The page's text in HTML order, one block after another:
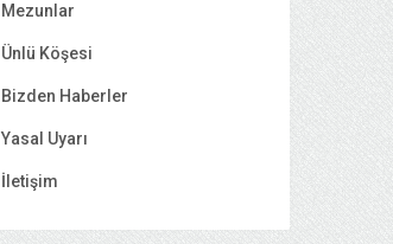
Mezunlar
Ünlü Köşesi
Bizden Haberler
Yasal Uyarı
İletişim